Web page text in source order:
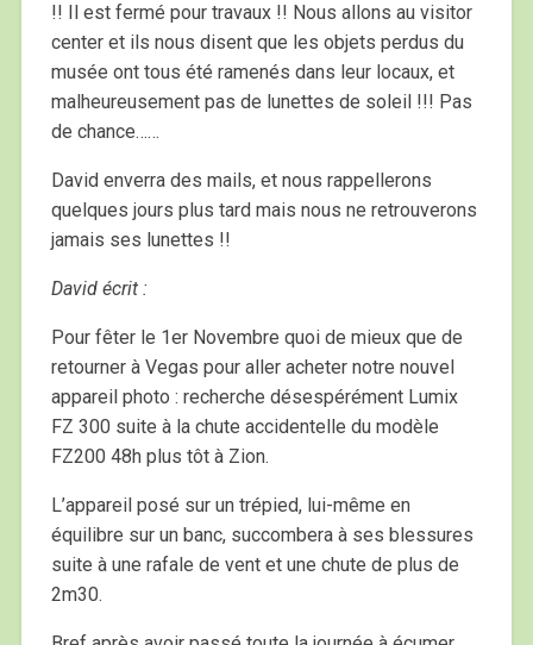
!! Il est fermé pour travaux !! Nous allons au visitor
center et ils nous disent que les objets perdus du
musée ont tous été ramenés dans leur locaux, et
malheureusement pas de lunettes de soleil !!! Pas
de chance……
David enverra des mails, et nous rappellerons
quelques jours plus tard mais nous ne retrouverons
jamais ses lunettes !!
David écrit :
Pour fêter le 1er Novembre quoi de mieux que de
retourner à Vegas pour aller acheter notre nouvel
appareil photo : recherche désespérément Lumix
FZ 300 suite à la chute accidentelle du modèle
FZ200 48h plus tôt à Zion.
L’appareil posé sur un trépied, lui-même en
équilibre sur un banc, succombera à ses blessures
suite à une rafale de vent et une chute de plus de
2m30.